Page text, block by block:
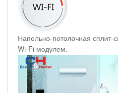
Напольно-потолочная сплит-
Wi-Fi модулем.